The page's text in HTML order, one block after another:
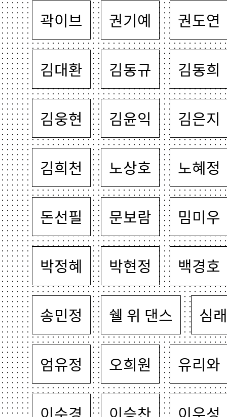
곽이브 권기예 권도연
김대환 김동규 김동희
김웅현 김윤익 김은지
김희천 노상호 노혜정
돈선필 문보람 밈미우
박정혜 박현정 백경호
송민정 쉘 위 댄스 심
엄유정 오희원 유리와